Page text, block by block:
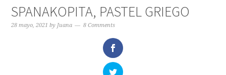
SPANAKOPITA, PASTEL GRIEGO
28 mayo, 2021 by Juana 8 Comments